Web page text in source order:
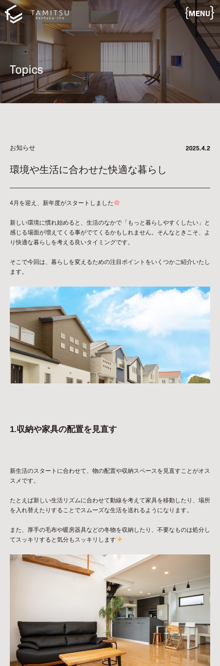
MENU
Topics
お知らせ 2025.4.2
環境や生活に合わせた快適な暮らし
4月を迎え、新年度がスタートしました
新しい環境に慣れ始めると、生活のなかで「もっと暮らしやすくしたい」と
感じる場面が増えてくる事がでてくるかもしれません。そんなときこそ、よ
り快適な暮らしを考える良いタイミングです。
そこで今回は、暮らしを変えるための注目ポイントをいくつかご紹介いたし
ます。
1.収納や家具の配置を見直す
新生活のスタートに合わせて、物の配置や収納スペースを見直すことがオス
スメです。
たとえば新しい生活リズムに合わせて動線を考えて家具を移動したり、場所
を入れ替えたりすることでスムーズな生活を送れるようになります。
また、厚手の毛布や暖房器具などの冬物を収納したり、不要なものは処分し
てスッキリすると気分もスッキリします